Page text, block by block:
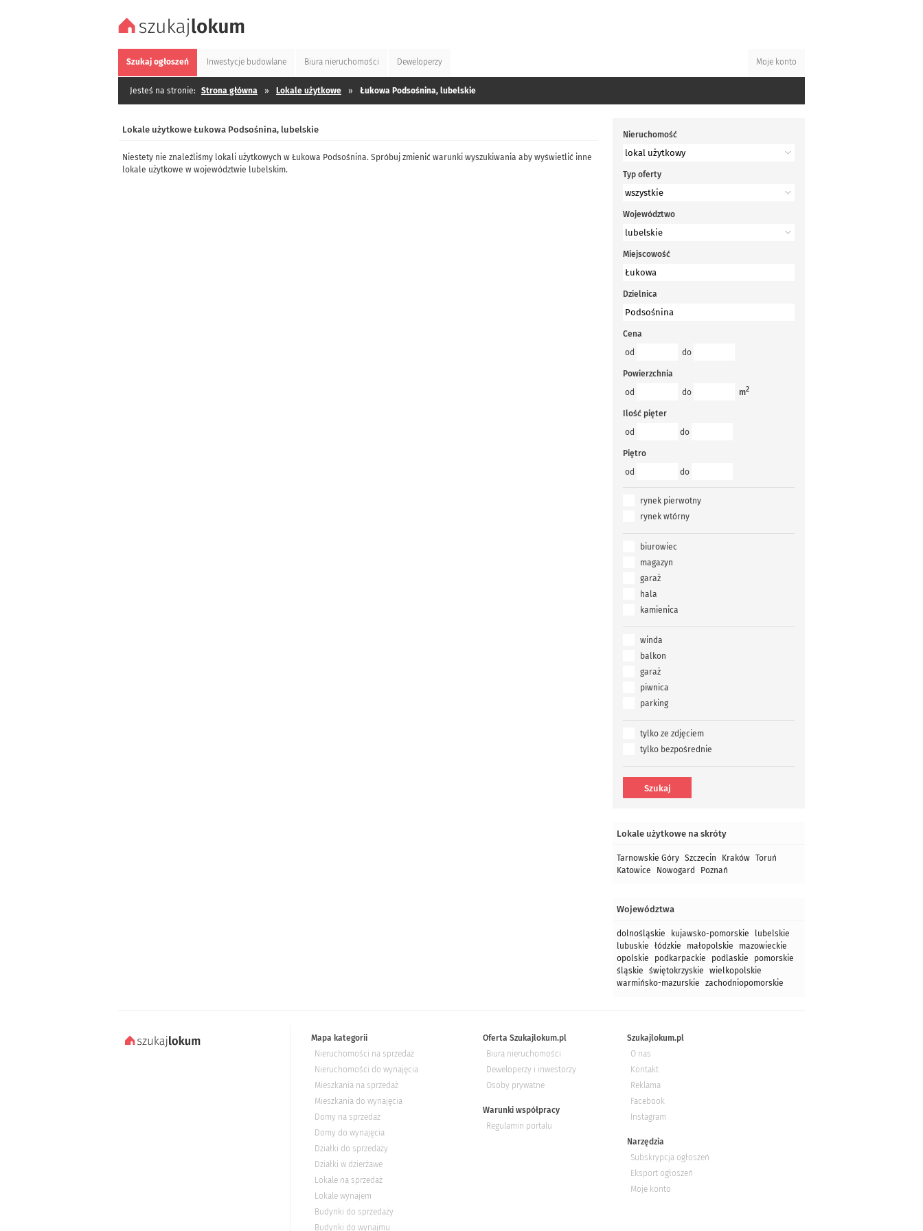
Szukaj ogłoszeń Inwestycje budowlane Biura nieruchomości Deweloperzy Moje konto
Jesteś na stronie: Strona główna » Lokale użytkowe » Łukowa Podsośnina, lubelskie
Lokale użytkowe Łukowa Podsośnina, lubelskie
Niestety nie znaleźliśmy lokali użytkowych w Łukowa Podsośnina. Spróbuj zmienić warunki wyszukiwania aby wyświetlić inne
lokale użytkowe w województwie lubelskim.
Nieruchomość
Typ oferty
Województwo
Miejscowość
Dzielnica
Cena
od
do
Powierzchnia
od
do m2
Ilość pięter
od
do
Piętro
od
do
rynek pierwotny
rynek wtórny
biurowiec
magazyn
garaż
hala
kamienica
winda
balkon
garaż
piwnica
parking
tylko ze zdjęciem
tylko bezpośrednie
Lokale użytkowe na skróty
Tarnowskie Góry Szczecin Kraków Toruń
Katowice
Nowogard Poznań
Województwa
dolnośląskie kujawsko-pomorskie
lubelskie
lubuskie
łódzkie małopolskie
mazowieckie
opolskie
podkarpackie podlaskie
pomorskie
śląskie
świętokrzyskie
wielkopolskie
warmińsko-mazurskie
zachodniopomorskie
Mapa kategorii
Nieruchomości na sprzedaż
Nieruchomości do wynajęcia
Mieszkania na sprzedaż
Mieszkania do wynajęcia
Domy na sprzedaż
Domy do wynajęcia
Działki do sprzedaży
Działki w dzierżawe
Lokale na sprzedaż
Lokale wynajem
Budynki do sprzedaży
Budynki do wynajmu
Oferta Szukajlokum.pl
Biura nieruchomości
Deweloperzy i inwestorzy
Osoby prywatne
Warunki współpracy
Regulamin portalu
Szukajlokum.pl
O nas
Kontakt
Reklama
Facebook
Instagram
Narzędzia
Subskrypcja ogłoszeń
Eksport ogłoszeń
Moje konto